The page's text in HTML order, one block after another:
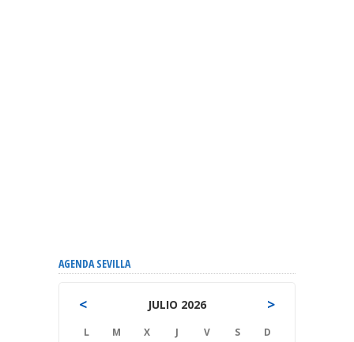
AGENDA SEVILLA
< JULIO 2026 >
L M X J V S D